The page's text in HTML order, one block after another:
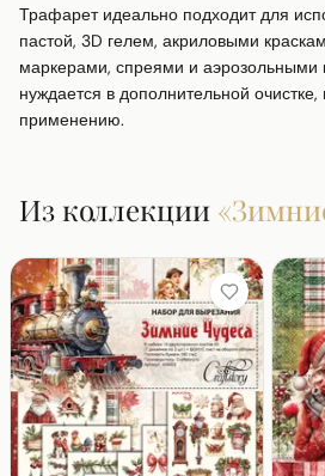
Трафарет идеально подходит для
пастой, 3D гелем, акриловыми
маркерами, спреями и аэрозольными
нуждается в дополнительной очистке,
применению.
Из коллекции «